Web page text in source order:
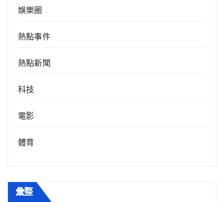
娛樂圈
熱點事件
熱點新聞
科技
電影
體育
彙整